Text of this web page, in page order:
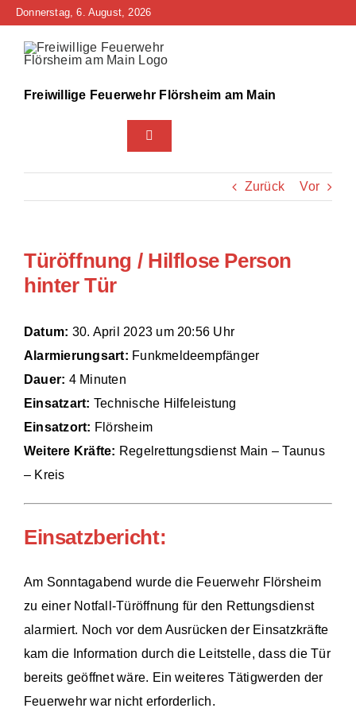
Zum
springen
Donnerstag, 6. August, 2026
Freiwillige Feuerwehr Flörsheim am Main
Toggle
Navigation
Home
Bürgerinfo
Technik
Zurück Vor
Türöffnung / Hilflose Person
hinter Tür
Datum: 30. April 2023 um 20:56 Uhr
Alarmierungsart: Funkmeldeempfänger
Dauer: 4 Minuten
Einsatzart: Technische Hilfeleistung
Einsatzort: Flörsheim
Weitere Kräfte: Regelrettungsdienst Main – Taunus
– Kreis
Einsatzbericht:
Am Sonntagabend wurde die Feuerwehr Flörsheim
zu einer Notfall-Türöffnung für den Rettungsdienst
alarmiert. Noch vor dem Ausrücken der Einsatzkräfte
kam die Information durch die Leitstelle, dass die Tür
bereits geöffnet wäre. Ein weiteres Tätigwerden der
Feuerwehr war nicht erforderlich.